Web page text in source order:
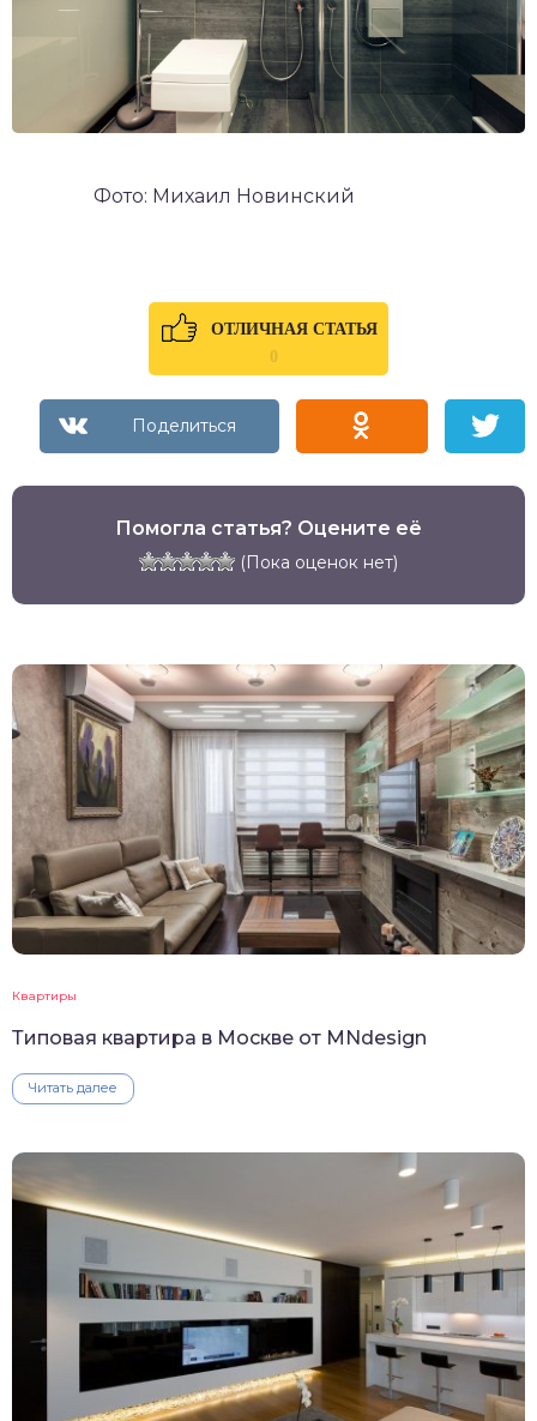
Фото: Михаил Новинский
ОТЛИЧНАЯ СТАТЬЯ
0
Помогла статья? Оцените её
(Пока оценок нет)
Квартиры
Типовая квартира в Москве от MNdesign
Читать далее